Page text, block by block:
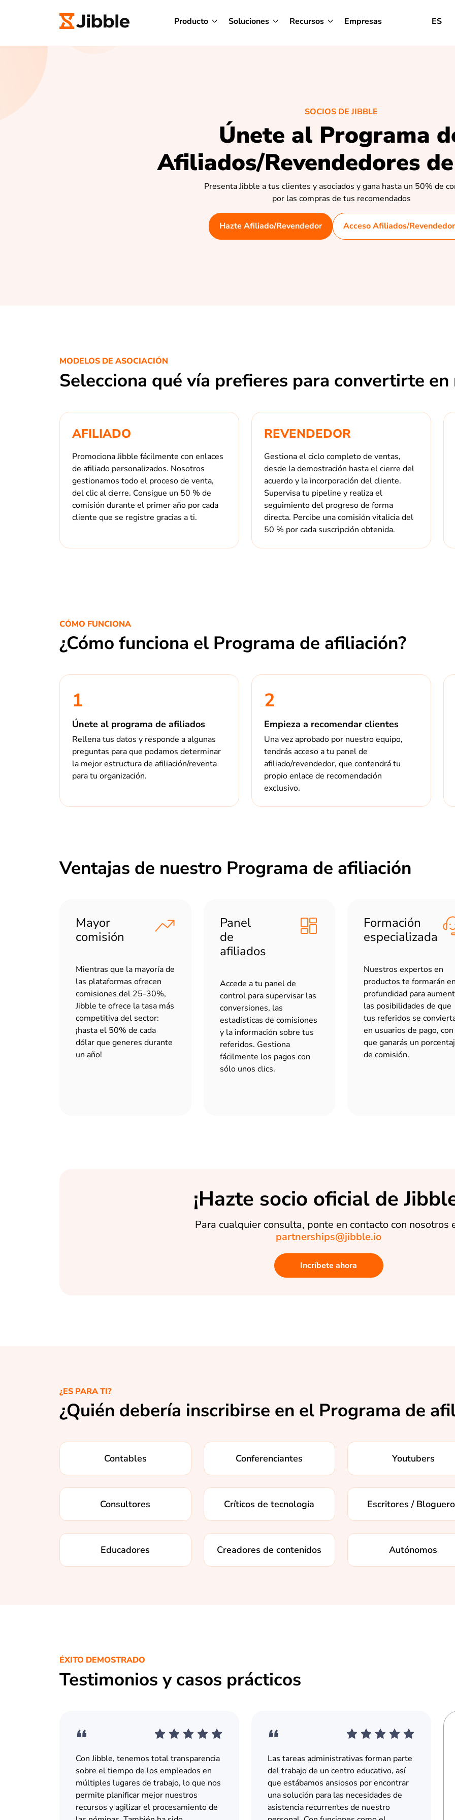
Producto Soluciones Recursos Empresas ES
SOCIOS DE JIBBLE
Únete al Programa
Afiliados/Revendedores
Presenta Jibble a tus clientes y asociados y gana hasta un 50% de
por las compras de tus recomendados
Hazte Afiliado/Revendedor Acceso Afiliados/
MODELOS DE ASOCIACIÓN
Selecciona qué vía prefieres para convertirte
AFILIADO
Promociona Jibble fácilmente con enlaces
de afiliado personalizados. Nosotros
gestionamos todo el proceso de venta,
del clic al cierre. Consigue un 50 % de
comisión durante el primer año por cada
cliente que se registre gracias a ti.
REVENDEDOR
Gestiona el ciclo completo de ventas,
desde la demostración hasta el cierre del
acuerdo y la incorporación del cliente.
Supervisa tu pipeline y realiza el
seguimiento del progreso de forma
directa. Percibe una comisión vitalicia del
50 % por cada suscripción obtenida.
CÓMO FUNCIONA
¿Cómo funciona el Programa de afiliación?
1
Únete al programa de afiliados
Rellena tus datos y responde a algunas
preguntas para que podamos determinar
la mejor estructura de afiliación/reventa
para tu organización.
2
Empieza a recomendar clientes
Una vez aprobado por nuestro equipo,
tendrás acceso a tu panel de
afiliado/revendedor, que contendrá tu
propio enlace de recomendación
exclusivo.
Ventajas de nuestro Programa de afiliación
Mayor
comisión
Mientras que la mayoría de
las plataformas ofrecen
comisiones del 25-30%,
Jibble te ofrece la tasa más
competitiva del sector:
¡hasta el 50% de cada
dólar que generes durante
un año!
Panel
de
afiliados
Accede a tu panel de
control para supervisar las
conversiones, las
estadísticas de comisiones
y la información sobre tus
referidos. Gestiona
fácilmente los pagos con
sólo unos clics.
Formación
especializada
Nuestros expertos en
productos te formarán
profundidad para
las posibilidades de que
tus referidos se
en usuarios de pago,
que ganarás un
de comisión.
¡Hazte socio oficial de
Para cualquier consulta, ponte en contacto con nosotros
partnerships@jibble.io
Incríbete ahora
¿ES PARA TI?
¿Quién debería inscribirse en el Programa de
Contables Conferenciantes Youtubers
Consultores Críticos de tecnologia Escritores /
Educadores Creadores de contenidos Autónomos
ÉXITO DEMOSTRADO
Testimonios y casos prácticos
Con Jibble, tenemos total transparencia
sobre el tiempo de los empleados en
múltiples lugares de trabajo, lo que nos
permite planificar mejor nuestros
recursos y agilizar el procesamiento de
Las tareas administrativas forman parte
del trabajo de un centro educativo, así
que estábamos ansiosos por encontrar
una solución para las necesidades de
asistencia recurrentes de nuestro